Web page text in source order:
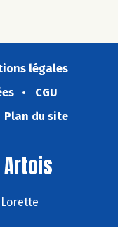
légales
CGU
Plan du site
Artois